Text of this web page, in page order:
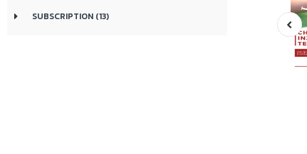
SUBSCRIPTION (13)